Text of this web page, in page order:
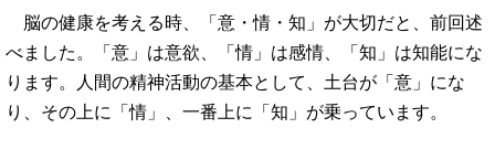
脳の健康を考える時、「意・情・知」が大切だと、前回述
べました。「意」は意欲、「情」は感情、「知」は知能にな
ります。人間の精神活動の基本として、土台が「意」にな
り、その上に「情」、一番上に「知」が乗っています。